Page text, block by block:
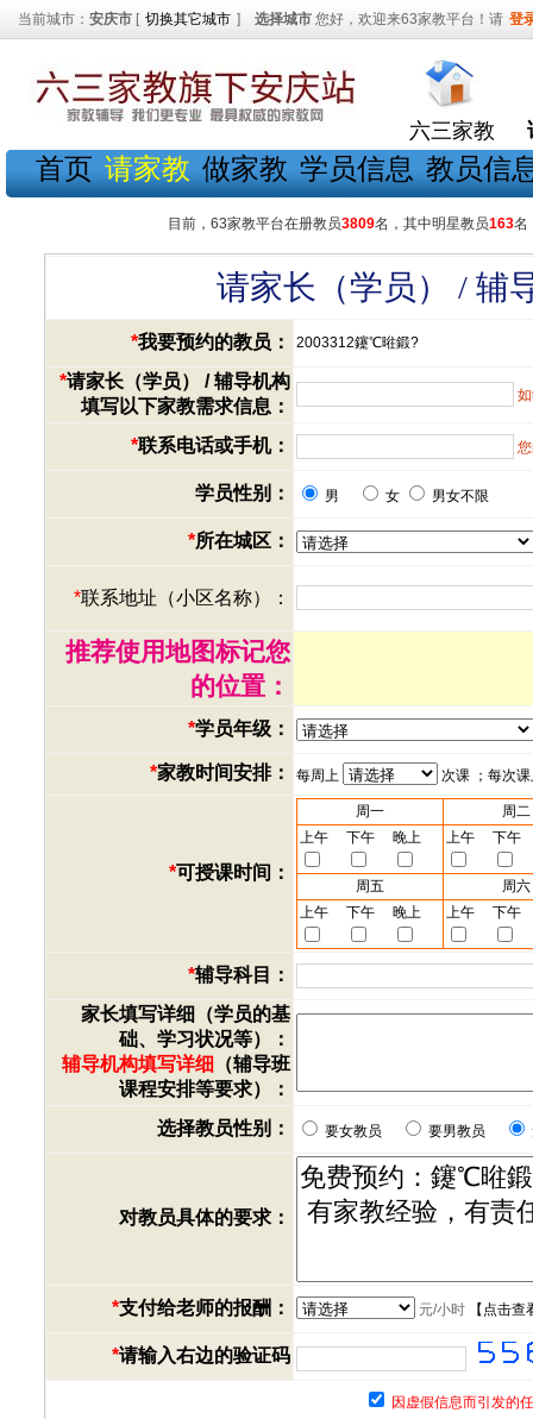
当前城市： 安庆市 [ 切换其它城市 ] 选择城市 您好，欢迎来63家教平台！请 登
六三家教
首页 请家教 做家教 学员信息 教员信
目前，63家教平台在册教员3809名，其中明星教员163名
请家长（学员） / 辅
*我要预约的教员： 2003312鑳℃暀鍛?
*请家长（学员） / 辅导机构
填写以下家教需求信息：
*联系电话或手机：
学员性别： 男 女 男女不限
*所在城区：
*联系地址（小区名称）：
推荐使用地图标记您
的位置：
*学员年级：
*家教时间安排： 每周上 次课 ；每次
*可授课时间：
周一
周二
上午
下午 晚上 上午 下午
周五
周六
上午
下午 晚上 上午 下午
*辅导科目：
家长填写详细（学员的基
础、学习状况等）：
辅导机构填写详细 （辅导班
课程安排等要求）：
选择教员性别：
要女教员 要男教员
对教员具体的要求：
*支付给老师的报酬： 元/小时【 点击查
*请输入右边的验证码
因虚假信息而引发的